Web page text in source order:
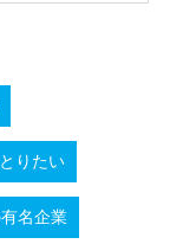
りたい
名企業